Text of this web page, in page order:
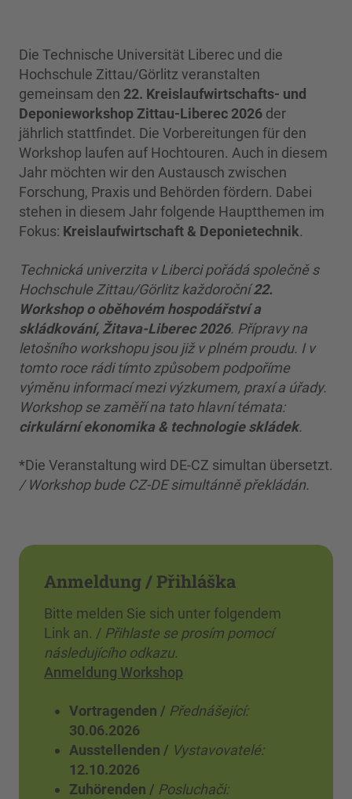
Die Technische Universität Liberec und die
Hochschule Zittau/Görlitz veranstalten
gemeinsam den 22. Kreislaufwirtschafts- und
Deponieworkshop Zittau-Liberec 2026 der
jährlich stattfindet. Die Vorbereitungen für den
Workshop laufen auf Hochtouren. Auch in diesem
Jahr möchten wir den Austausch zwischen
Forschung, Praxis und Behörden fördern. Dabei
stehen in diesem Jahr folgende Hauptthemen im
Fokus: Kreislaufwirtschaft & Deponietechnik.
Technická univerzita v Liberci pořádá společně s
Hochschule Zittau/Görlitz každoroční22.
Workshop o oběhovém hospodářství a
skládkování, Žitava-Liberec 2026. Přípravy na
letošního workshopu jsou již v plném proudu. I v
tomto roce rádi tímto způsobem podpoříme
výměnu informací mezi výzkumem, praxí a úřady.
Workshop se zaměří na tato hlavní témata:
cirkulární ekonomika & technologie skládek.
*Die Veranstaltung wird DE-CZ simultan übersetzt.
/ Workshop bude CZ-DE simultánně překládán.
Anmeldung / Přihláška
Bitte melden Sie sich unter folgendem
Link an. / Přihlaste se prosím pomocí
následujícího odkazu.
Anmeldung Workshop
Vortragenden / Přednášející:
30.06.2026
Ausstellenden / Vystavovatelé:
12.10.2026
Zuhörenden / Posluchači: